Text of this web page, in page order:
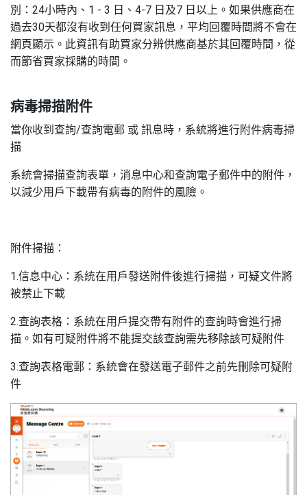
別：24小時內、1 - 3 日、4-7 日及7 日以上。如果供應商在
過去30天都沒有收到任何買家訊息，平均回覆時間將不會在
網頁顯示。此資訊有助買家分辨供應商基於其回覆時間，從
而節省買家採購的時間。
病毒掃描附件
當你收到查詢/查詢電郵 或 訊息時，系統將進行附件病毒掃
描
系統會掃描查詢表單，消息中心和查詢電子郵件中的附件，
以減少用戶下載帶有病毒的附件的風險。
附件掃描：
1.信息中心：系統在用戶發送附件後進行掃描，可疑文件將
被禁止下載
2.查詢表格：系統在用戶提交帶有附件的查詢時會進行掃
描。如有可疑附件將不能提交該查詢需先移除該可疑附件
3.查詢表格電郵：系統會在發送電子郵件之前先刪除可疑附
件